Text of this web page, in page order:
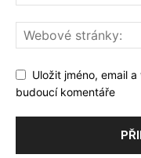
Uložit jméno, email
budoucí komentáře